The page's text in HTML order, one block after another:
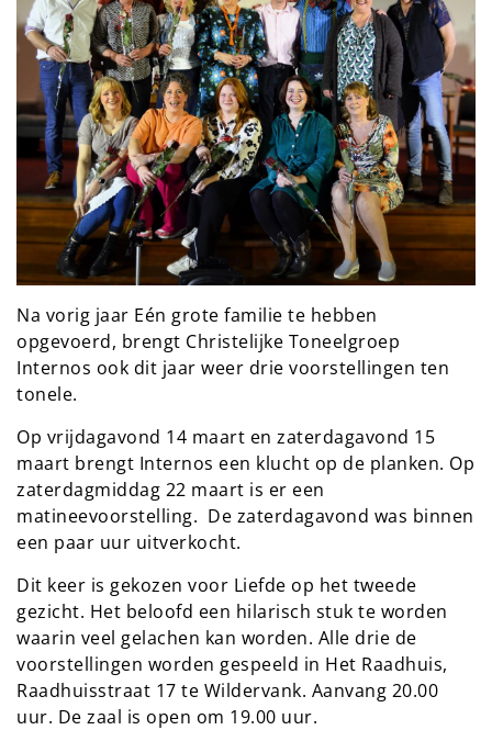
Na vorig jaar Eén grote familie te hebben
opgevoerd, brengt Christelijke Toneelgroep
Internos ook dit jaar weer drie voorstellingen ten
tonele.
Op vrijdagavond 14 maart en zaterdagavond 15
maart brengt Internos een klucht op de planken. Op
zaterdagmiddag 22 maart is er een
matineevoorstelling. De zaterdagavond was binnen
een paar uur uitverkocht.
Dit keer is gekozen voor Liefde op het tweede
gezicht. Het beloofd een hilarisch stuk te worden
waarin veel gelachen kan worden. Alle drie de
voorstellingen worden gespeeld in Het Raadhuis,
Raadhuisstraat 17 te Wildervank. Aanvang 20.00
uur. De zaal is open om 19.00 uur.